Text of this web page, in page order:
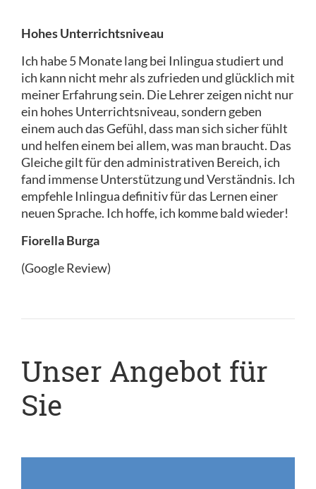
Hohes Unterrichtsniveau
Ich habe 5 Monate lang bei Inlingua studiert und
ich kann nicht mehr als zufrieden und glücklich mit
meiner Erfahrung sein. Die Lehrer zeigen nicht nur
ein hohes Unterrichtsniveau, sondern geben
einem auch das Gefühl, dass man sich sicher fühlt
und helfen einem bei allem, was man braucht. Das
Gleiche gilt für den administrativen Bereich, ich
fand immense Unterstützung und Verständnis. Ich
empfehle Inlingua definitiv für das Lernen einer
neuen Sprache. Ich hoffe, ich komme bald wieder!
Fiorella Burga
(Google Review)
Unser Angebot für
Sie